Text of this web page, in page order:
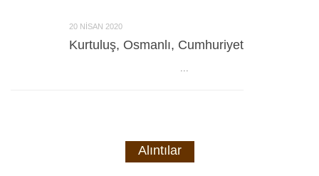
20 NISAN 2020
Kurtuluş, Osmanlı, Cumhuriyet
...
Alıntılar